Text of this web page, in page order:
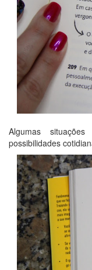
Algumas
possibilidades